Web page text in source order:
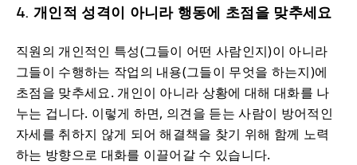
4. 개인적 성격이 아니라 행동에 초점을 맞추세요
직원의 개인적인 특성(그들이 어떤 사람인지)이 아니라
그들이 수행하는 작업의 내용(그들이 무엇을 하는지)에
초점을 맞추세요. 개인이 아니라 상황에 대해 대화를 나
누는 겁니다. 이렇게 하면, 의견을 듣는 사람이 방어적인
자세를 취하지 않게 되어 해결책을 찾기 위해 함께 노력
하는 방향으로 대화를 이끌어갈 수 있습니다.